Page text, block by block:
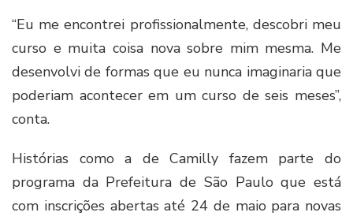
“Eu me encontrei profissionalmente, descobri meu
curso e muita coisa nova sobre mim mesma. Me
desenvolvi de formas que eu nunca imaginaria que
poderiam acontecer em um curso de seis meses”,
conta.
Histórias como a de Camilly fazem parte do
programa da Prefeitura de São Paulo que está
com inscrições abertas até 24 de maio para novas